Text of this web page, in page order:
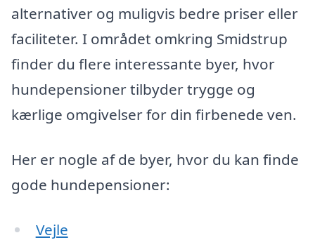
alternativer og muligvis bedre priser eller
faciliteter. I området omkring Smidstrup
finder du flere interessante byer, hvor
hundepensioner tilbyder trygge og
kærlige omgivelser for din firbenede ven.
Her er nogle af de byer, hvor du kan finde
gode hundepensioner:
Vejle